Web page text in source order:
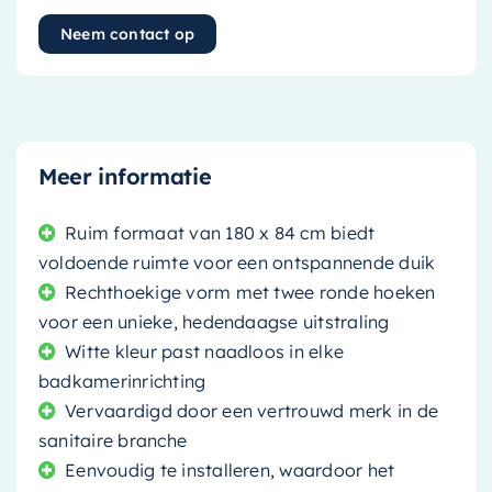
Neem contact op
Meer informatie
Ruim formaat van 180 x 84 cm biedt
voldoende ruimte voor een ontspannende duik
Rechthoekige vorm met twee ronde hoeken
voor een unieke, hedendaagse uitstraling
Witte kleur past naadloos in elke
badkamerinrichting
Vervaardigd door een vertrouwd merk in de
sanitaire branche
Eenvoudig te installeren, waardoor het